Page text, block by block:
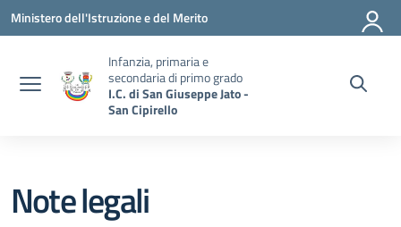
Vai ai contenuti
Vai al menu di navigazione
Vai al footer
Ministero dell'Istruzione e del Merito
Infanzia, primaria e
secondaria di primo grado
I.C. di San Giuseppe Jato -
San Cipirello
Note legali